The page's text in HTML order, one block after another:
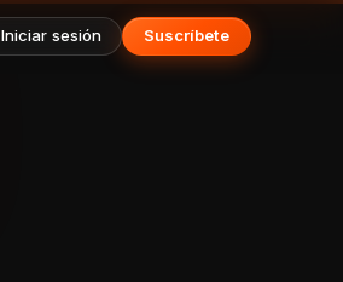
Iniciar sesión Suscríbete